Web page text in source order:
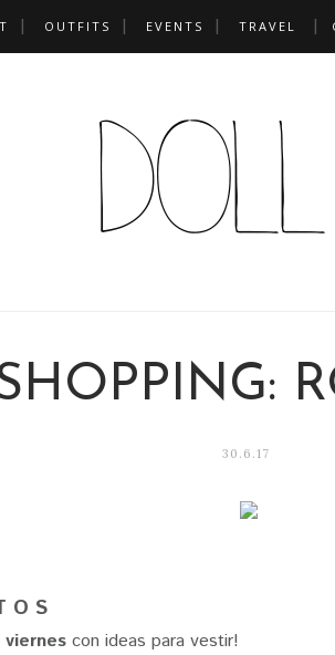
OUTFITS EVENTS TRAVEL
30.6.17
O S
viernes con ideas para vestir!